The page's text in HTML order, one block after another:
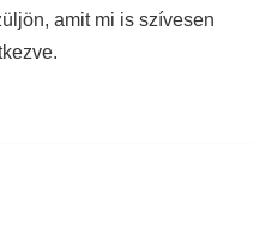
amit mi is szívesen